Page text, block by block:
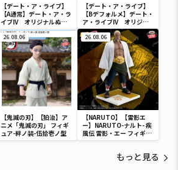
【デート・ア・ライブ】
【A通常】デート・ア・ラ
イブIV オリジナルぬい
ぐるみ 時崎狂三～私服
ver.～
【デート・ア・ライブ】
【Bデフォルメ】デート・
ア・ライブIV オリジナ
ルぬいぐるみ 時崎狂三
～私服ver.～
26.08.06
【鬼滅の刃】【狛治】ア
ニメ「鬼滅の刃」 フィギ
ュア-絆ノ装-伍拾壱ノ型
26.08.06
【NARUTO】【雷影エ
ー】NARUTO-ナルト- 疾
風伝 雷影・エー フィギュ
ア～五影集結…!!～
もっと見る